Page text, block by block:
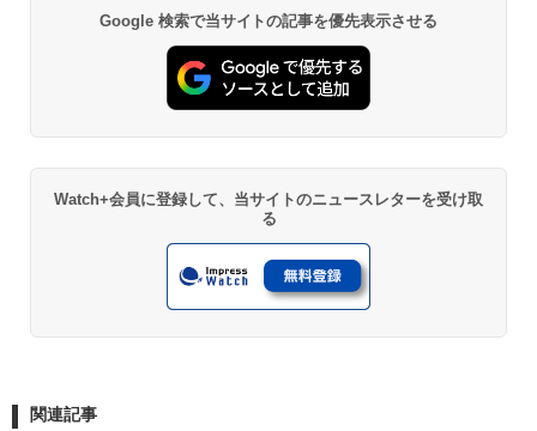
Google 検索で当サイトの記事を優先表示させる
Watch+会員に登録して、当サイトのニュースレターを受け取
る
関連記事